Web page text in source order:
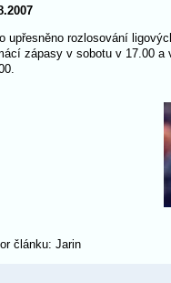
upřesněno rozlosování
zápasy v sobotu v 17.00 a
článku: Jarin